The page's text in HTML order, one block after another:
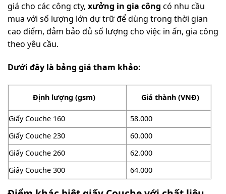
giá cho các công cty, xưởng in gia công có nhu cầu
mua với số lượng lớn dự trữ để dùng trong thời gian
cao điểm, đảm bảo đủ số lượng cho việc in ấn, gia công
theo yêu cầu.
Dưới đây là bảng giá tham khảo:
Định lượng (gsm) Giá thành (VNĐ)
Giấy Couche 160
58.000
Giấy Couche 230
60.000
Giấy Couche 260
62.000
Giấy Couche 300
64.000